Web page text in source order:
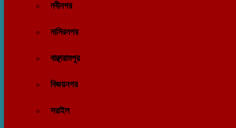
নবীনগর
নাসিরনগর
বাঞ্ছারামপুর
বিজয়নগর
সরাইল